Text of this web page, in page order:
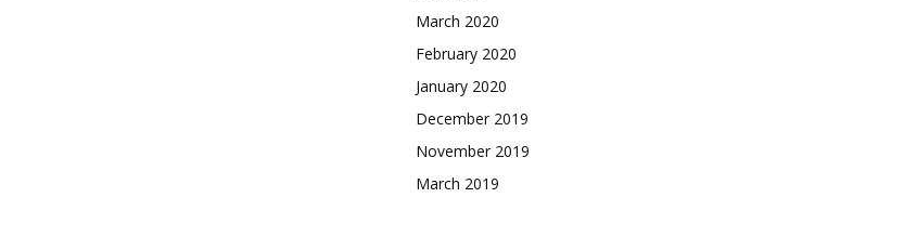
March 2020
February 2020
January 2020
December 2019
November 2019
March 2019